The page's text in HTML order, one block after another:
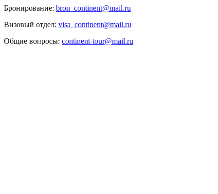
Бронирование: bron_continent@mail.ru
Визовый отдел: visa_continent@mail.ru
Общие вопросы: continent-tour@mail.ru